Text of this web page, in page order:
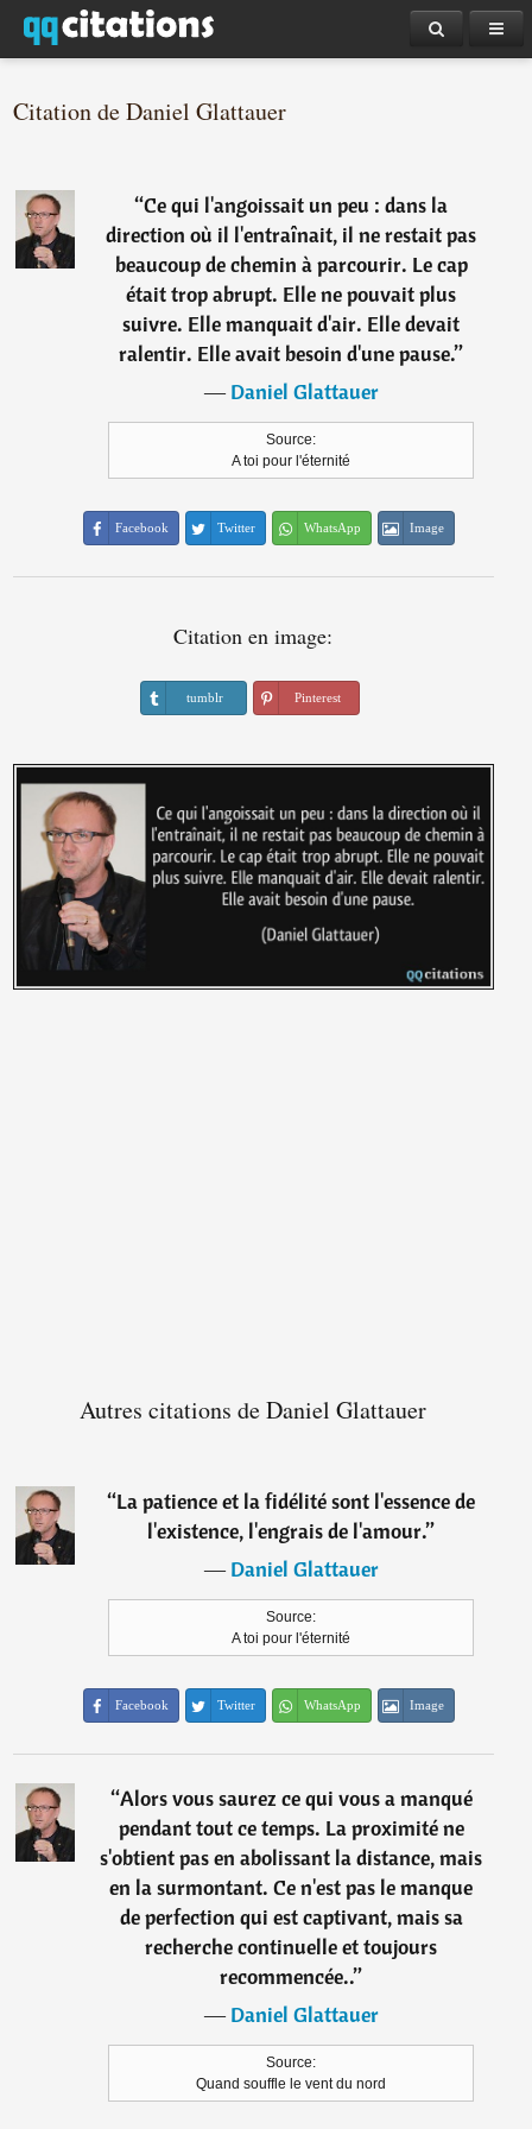
Citation de Daniel Glattauer
“Ce qui l'angoissait un peu : dans la
direction où il l'entraînait, il ne restait pas
beaucoup de chemin à parcourir. Le cap
était trop abrupt. Elle ne pouvait plus
suivre. Elle manquait d'air. Elle devait
ralentir. Elle avait besoin d'une pause.”
―Daniel Glattauer
Source:
A toi pour l'éternité
Facebook Twitter WhatsApp Image
Citation en image:
tumblr Pinterest
Autres citations de Daniel Glattauer
“La patience et la fidélité sont l'essence de
l'existence, l'engrais de l'amour.”
―Daniel Glattauer
Source:
A toi pour l'éternité
Facebook Twitter WhatsApp Image
“Alors vous saurez ce qui vous a manqué
pendant tout ce temps. La proximité ne
s'obtient pas en abolissant la distance, mais
en la surmontant. Ce n'est pas le manque
de perfection qui est captivant, mais sa
recherche continuelle et toujours
recommencée..”
―Daniel Glattauer
Source:
Quand souffle le vent du nord